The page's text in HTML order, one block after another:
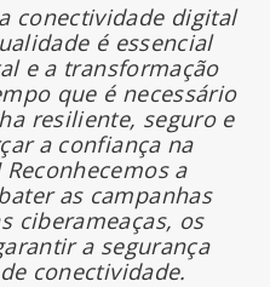
conectividade digital
é essencial
e a transformação
que é necessário
resiliente, seguro e
a confiança na
a
as campanhas
ciberameaças, os
a segurança
conectividade.